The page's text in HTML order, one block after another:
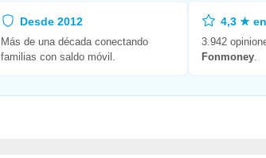
Desde 2012
Más de una década conectando
familias con saldo móvil.
4,3 ★
3.942
Fonmoney.